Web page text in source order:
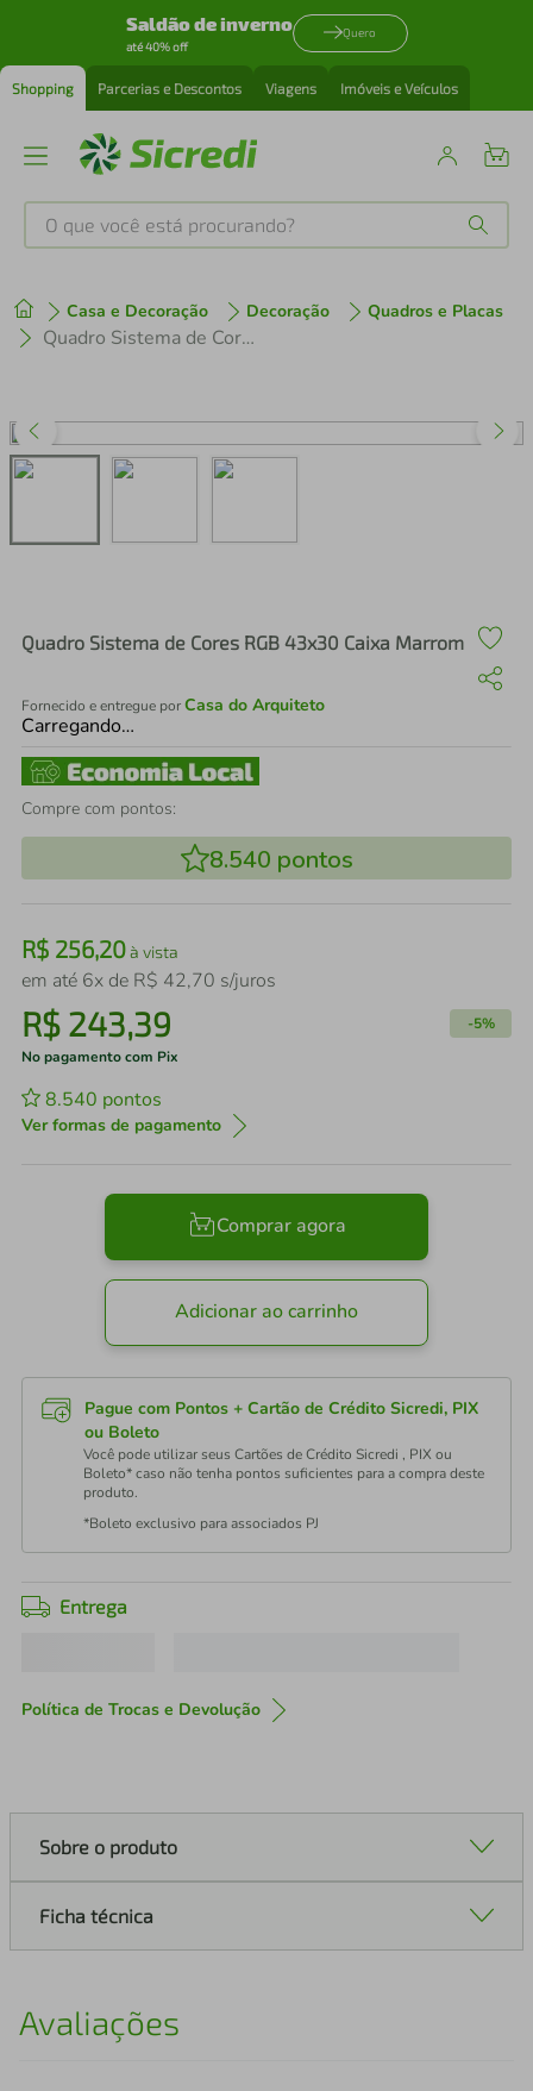
Saldão de inverno
até 40% off
Quero
Shopping Parcerias e Descontos Viagens Imóveis e Veículos
O que você está procurando?
Casa e Decoração Decoração Quadros e Placas
Quadro Sistema de Cores RGB 43x30 Caixa Marrom
Quadro Sistema de Cores RGB 43x30 Caixa Marrom
Fornecido e entregue porCasa do Arquiteto
Carregando…
Compre com pontos:
8.540 pontos
R$ 256,20à vista
em até 6x de R$ 42,70 s/juros
R$ 243,39 -5%
No pagamento com Pix
8.540 pontos
Ver formas de pagamento
Comprar agora
Adicionar ao carrinho
Pague com Pontos + Cartão de Crédito Sicredi, PIX
ou Boleto
Você pode utilizar seus Cartões de Crédito Sicredi , PIX ou
Boleto* caso não tenha pontos suficientes para a compra deste
produto.
*Boleto exclusivo para associados PJ
Entrega
Política de Trocas e Devolução
Sobre o produto
Ficha técnica
Avaliações
1º tenis
perfume